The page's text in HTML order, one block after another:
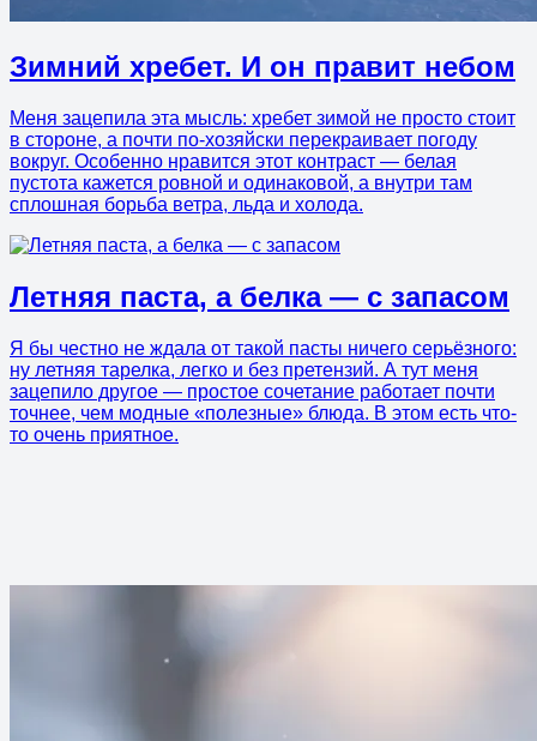
Зимний хребет. И он правит небом
Меня зацепила эта мысль: хребет зимой не просто стоит
в стороне, а почти по-хозяйски перекраивает погоду
вокруг. Особенно нравится этот контраст — белая
пустота кажется ровной и одинаковой, а внутри там
сплошная борьба ветра, льда и холода.
Летняя паста, а белка — с запасом
Я бы честно не ждала от такой пасты ничего серьёзного:
ну летняя тарелка, легко и без претензий. А тут меня
зацепило другое — простое сочетание работает почти
точнее, чем модные «полезные» блюда. В этом есть что-
то очень приятное.